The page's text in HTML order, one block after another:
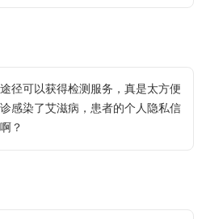
可以获得检测服务，真是太方便
感染了艾滋病，患者的个人隐私信
？